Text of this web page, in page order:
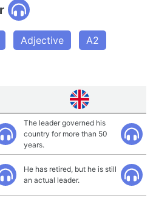
Adjective A2
The leader governed his
country for more than 50
years.
He has retired, but he is still
an actual leader.